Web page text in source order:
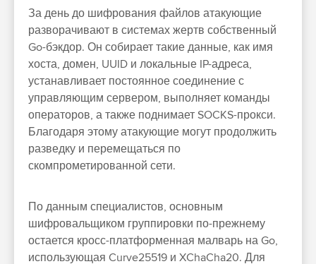
За день до шифрования файлов атакующие
разворачивают в системах жертв собственный
Go-бэкдор. Он собирает такие данные, как имя
хоста, домен, UUID и локальные IP-адреса,
устанавливает постоянное соединение с
управляющим сервером, выполняет команды
операторов, а также поднимает SOCKS-прокси.
Благодаря этому атакующие могут продолжить
разведку и перемещаться по
скомпрометированной сети.
По данным специалистов, основным
шифровальщиком группировки по-прежнему
остается кросс-платформенная малварь на Go,
использующая Curve25519 и XChaCha20. Для